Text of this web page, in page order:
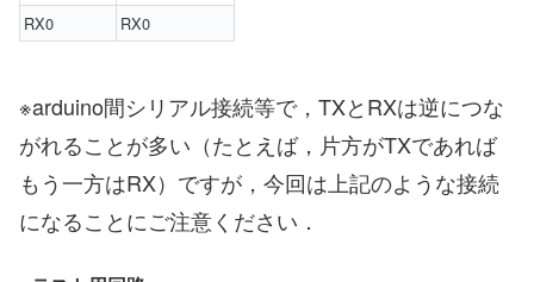
RX0
RX0
※arduino間シリアル接続等で，TXとRXは逆につな
がれることが多い（たとえば，片方がTXであれば
もう一方はRX）ですが，今回は上記のような接続
になることにご注意ください．